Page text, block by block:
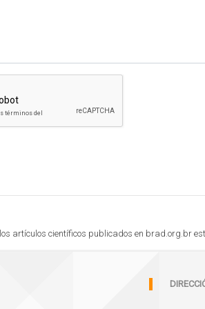
artículos científicos publicados en brad.org.br